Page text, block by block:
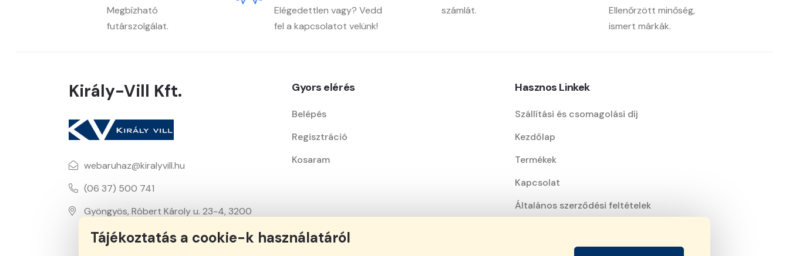
Megbízható
futárszolgálat.
Elégedettlen vagy? Vedd
fel a kapcsolatot velünk!
számlát.
Ellenőrzött minőség,
ismert márkák.
Király-Vill Kft.
webaruhaz@kiralyvill.hu
(06 37) 500 741
Gyöngyös, Róbert Károly u. 23-4, 3200
Gyors elérés
Belépés
Regisztráció
Kosaram
Hasznos Linkek
Szállítási és csomagolási díj
Kezdőlap
Termékek
Kapcsolat
Általános szerződési feltételek
Tájékoztatás a cookie-k használatáról